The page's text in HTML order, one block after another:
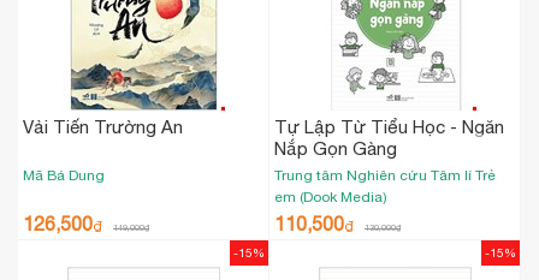
Vải Tiến Trường An
Mã Bá Dung
126,500₫ 149,000₫
Tự Lập Từ Tiểu Học - Ngăn
Nắp Gọn Gàng
Trung tâm Nghiên cứu Tâm lí Trẻ
em (Dook Media)
110,500₫ 130,000₫
-15% -15%